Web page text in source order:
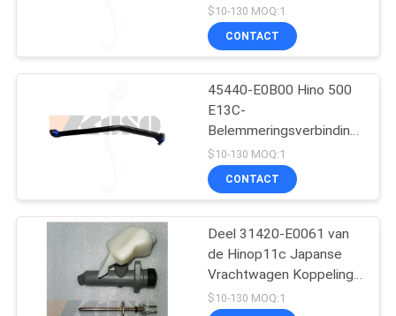
ISUZU Engine Parts
Isuzu Brake Parts
E0560 P11C 500 Delen
$10-130 MOQ:1
CONTACT
45440-E0B00 Hino 500
E13C-
Belemmeringsverbinding
Assy Auto Parts
$10-130 MOQ:1
CONTACT
Deel 31420-E0061 van
de Hinop11c Japanse
Vrachtwagen Koppelings
Hoofdcilinder
$10-130 MOQ:1